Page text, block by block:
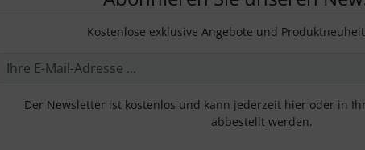
Kostenlose exklusive Angebote und
Der Newsletter ist kostenlos und kann jederzeit hier oder in
abbestellt werden.